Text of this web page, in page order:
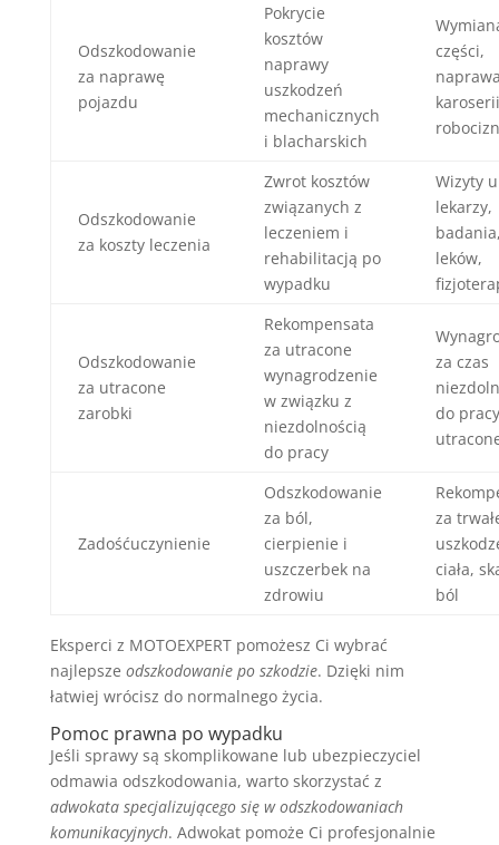
Odszkodowanie
za naprawę
pojazdu
Pokrycie
kosztów
naprawy
uszkodzeń
mechanicznych
i blacharskich
części,
Odszkodowanie
za koszty leczenia
Zwrot kosztów
związanych z
leczeniem i
rehabilitacją po
wypadku
Wizyty u
lekarzy,
leków,
Odszkodowanie
za utracone
zarobki
Rekompensata
za utracone
wynagrodzenie
w związku z
niezdolnością
do pracy
za czas
do
Zadośćuczynienie
Odszkodowanie
za ból,
cierpienie i
uszczerbek na
zdrowiu
za
ciała,
ból
Eksperci z MOTOEXPERT pomożesz Ci wybrać
najlepsze odszkodowanie po szkodzie. Dzięki nim
łatwiej wrócisz do normalnego życia.
Pomoc prawna po wypadku
Jeśli sprawy są skomplikowane lub ubezpieczyciel
odmawia odszkodowania, warto skorzystać z
adwokata specjalizującego się w odszkodowaniach
komunikacyjnych. Adwokat pomoże Ci profesjonalnie